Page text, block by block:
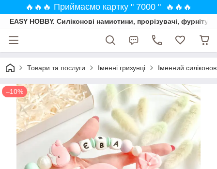
🔥🔥🔥 Приймаємо картку " 7000 " 🔥🔥🔥
EASY HOBBY. Силіконові намистини, прорізувачі,
Товари та послуги Іменні гризунці Іменний
–10%